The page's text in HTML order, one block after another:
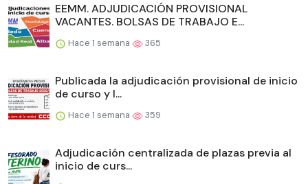
EEMM. ADJUDICACIÓN PROVISIONAL
VACANTES. BOLSAS DE TRABAJO E...
Hace 1 semana 365
Publicada la adjudicación provisional de inicio
de curso y l...
Hace 1 semana 359
Adjudicación centralizada de plazas previa al
inicio de curs...